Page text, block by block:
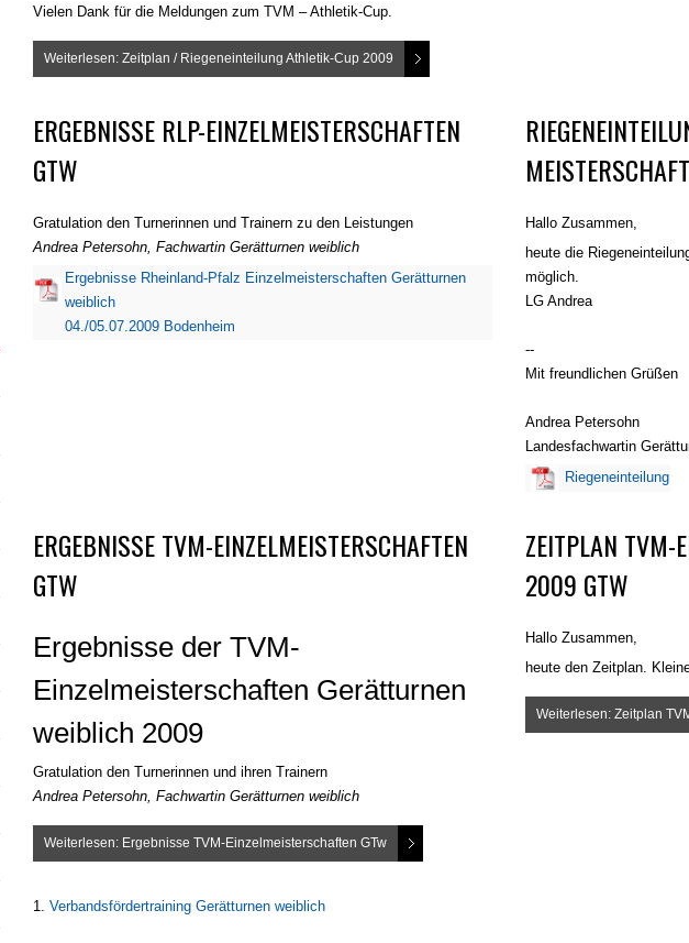
Vielen Dank für die Meldungen zum TVM – Athletik-Cup.
Weiterlesen: Zeitplan / Riegeneinteilung Athletik-Cup 2009
ERGEBNISSE RLP-EINZELMEISTERSCHAFTEN
GTW
Gratulation den Turnerinnen und Trainern zu den Leistungen
Andrea Petersohn, Fachwartin Gerätturnen weiblich
Ergebnisse Rheinland-Pfalz Einzelmeisterschaften Gerätturnen
weiblich
04./05.07.2009 Bodenheim
Hallo Zusammen,
heute die
möglich.
LG Andrea
--
Mit freundlichen Grüßen
Andrea Petersohn
Landesfachwartin
Riegeneinteilung
ERGEBNISSE TVM-EINZELMEISTERSCHAFTEN
GTW
Ergebnisse der TVM-
Einzelmeisterschaften Gerätturnen
weiblich 2009
Gratulation den Turnerinnen und ihren Trainern
Andrea Petersohn, Fachwartin Gerätturnen weiblich
Weiterlesen: Ergebnisse TVM-Einzelmeisterschaften GTw
ZEITPLAN TVM-
2009 GTW
Hallo Zusammen,
heute den Zeitplan.
Weiterlesen: Zeitplan
Verbandsfördertraining Gerätturnen weiblich